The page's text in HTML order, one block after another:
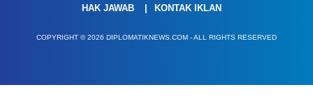
HAK JAWAB
KONTAK IKLAN
COPYRIGHT © 2026 DIPLOMATIKNEWS.COM - ALL RIGHTS RESERVED